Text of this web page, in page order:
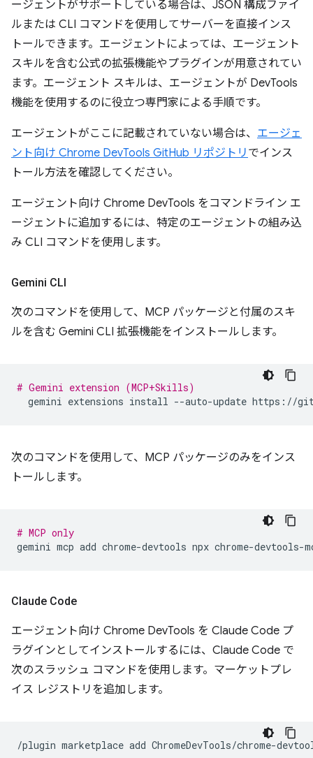
ージェントがサポートしている場合は、JSON 構成ファイ
ルまたは CLI コマンドを使用してサーバーを直接インス
トールできます。エージェントによっては、エージェント
スキルを含む公式の拡張機能やプラグインが用意されてい
ます。エージェント スキルは、エージェントが DevTools
機能を使用するのに役立つ専門家による手順です。
エージェントがここに記載されていない場合は、 エージェ
ント向け Chrome DevTools GitHub リポジトリ でインス
トール方法を確認してください。
エージェント向け Chrome DevTools をコマンドライン エ
ージェントに追加するには、特定のエージェントの組み込
み CLI コマンドを使用します。
Gemini CLI
次のコマンドを使用して、MCP パッケージと付属のスキ
ルを含む Gemini CLI 拡張機能をインストールします。
# Gemini extension (MCP+Skills)
gemini extensions install --auto-update
次のコマンドを使用して、MCP パッケージのみをインス
トールします。
# MCP only
gemini mcp add chrome-devtools npx
Claude Code
エージェント向け Chrome DevTools を Claude Code プ
ラグインとしてインストールするには、Claude Code で
次のスラッシュ コマンドを使用します。マーケットプレ
イス レジストリを追加します。
/plugin marketplace add